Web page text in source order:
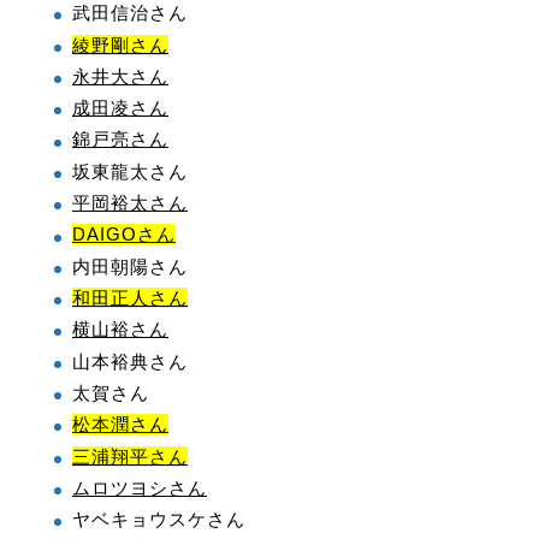
武田信治さん
綾野剛さん
永井大さん
成田凌さん
錦戸亮さん
坂東龍太さん
平岡裕太さん
DAIGOさん
内田朝陽さん
和田正人さん
横山裕さん
山本裕典さん
太賀さん
松本潤さん
三浦翔平さん
ムロツヨシさん
ヤベキョウスケさん